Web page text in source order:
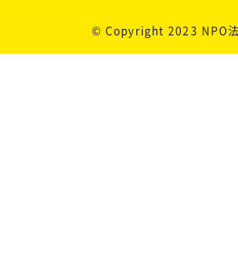
© Copyright 2023 NPO法